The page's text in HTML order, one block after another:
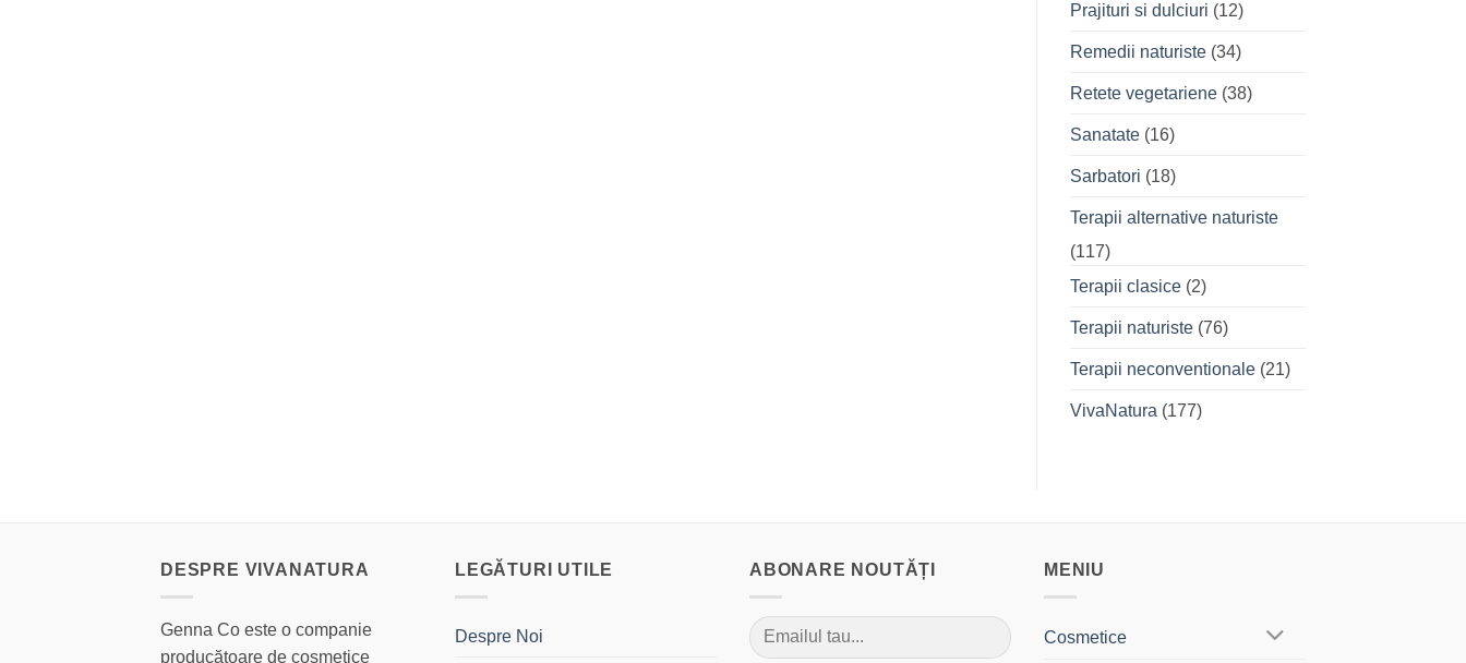
Prajituri si dulciuri (12)
Remedii naturiste(34)
Retete vegetariene(38)
Sanatate(16)
Sarbatori (18)
Terapii alternative naturiste
(117)
Terapii clasice(2)
Terapii naturiste(76)
Terapii neconventionale(21)
VivaNatura (177)
DESPRE VIVANATURA
Genna Co este o companie
producătoare de cosmetice
LEGĂTURI UTILE
Despre Noi
ABONARE NOUTĂȚI MENIU
Cosmetice